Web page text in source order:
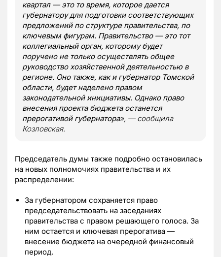
квартал — это то время, которое дается
губернатору для подготовки соответствующих
предложений по структуре правительства, по
ключевым фигурам. Правительство — это тот
коллегиальный орган, которому будет
поручено не только осуществлять общее
руководство хозяйственной деятельностью в
регионе. Оно также, как и губернатор Томской
области, будет наделено правом
законодательной инициативы. Однако право
внесения проекта бюджета останется
прерогативой губернатора», — сообщила
Козловская.
Председатель думы также подробно остановилась
на новых полномочиях правительства и их
распределении:
За губернатором сохраняется право
председательствовать на заседаниях
правительства с правом решающего голоса. За
ним остается и ключевая прерогатива —
внесение бюджета на очередной финансовый
период.